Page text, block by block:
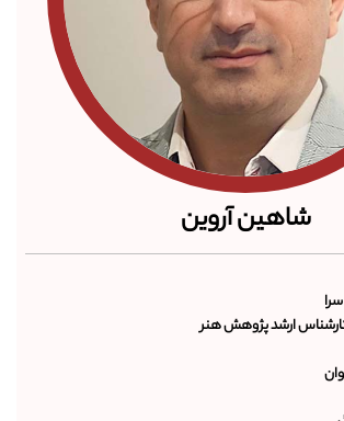
شاهین آروین
کارشناس نقاشی وکارشناس ارشد پژوهش هنر